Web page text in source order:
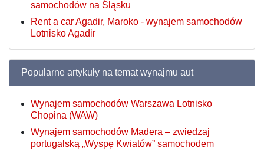
samochodów na Śląsku
Rent a car Agadir, Maroko - wynajem samochodów
Lotnisko Agadir
Popularne artykuły na temat wynajmu aut
Wynajem samochodów Warszawa Lotnisko
Chopina (WAW)
Wynajem samochodów Madera – zwiedzaj
portugalską „Wyspę Kwiatów” samochodem